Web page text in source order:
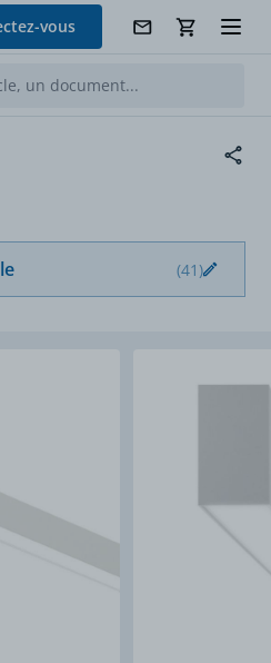
vous
(41)